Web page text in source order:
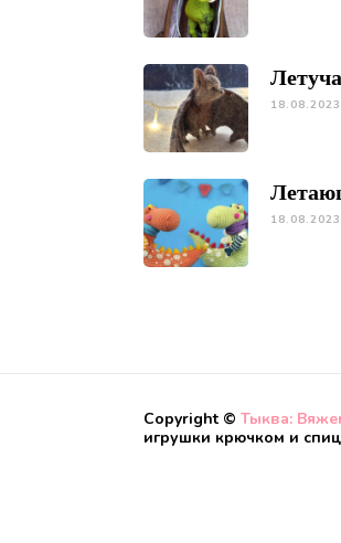
18.08.2023
18.08.2023
Copyright © Тыква:
игрушки крючком и